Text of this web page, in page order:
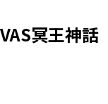
冥王神話